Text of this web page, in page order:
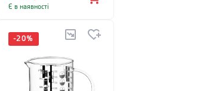
Є в наявності
-20%